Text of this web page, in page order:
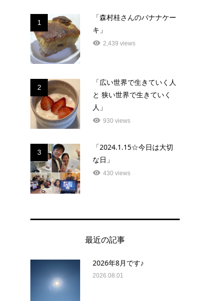
1
「森村桂さんのバナナケー
キ」
2,439 views
2
「広い世界で生きていく人
と 狭い世界で生きていく
人」
930 views
3
「2024.1.15☆今日は大切
な日」
430 views
最近の記事
2026年8月です♪
2026.08.01